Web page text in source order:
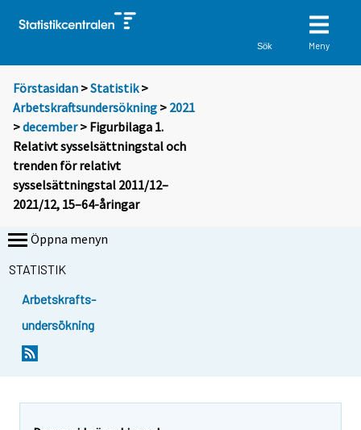
Sök Meny
Förstasidan >Statistik >
Arbetskraftsundersökning > 2021
>december> Figurbilaga 1.
Relativt sysselsättningstal och
trenden för relativt
sysselsättningstal 2011/12–
2021/12, 15–64-åringar
Öppna menyn
STATISTIK
Arbetskrafts-
undersökning